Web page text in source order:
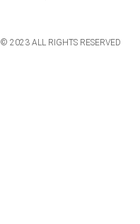
© 2023 ALL RIGHTS RESERVED​